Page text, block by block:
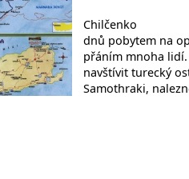
Ostrovy
Chilčenko
dnů pobytem na
přáním mnoha
navštívit turecký
Samothraki,